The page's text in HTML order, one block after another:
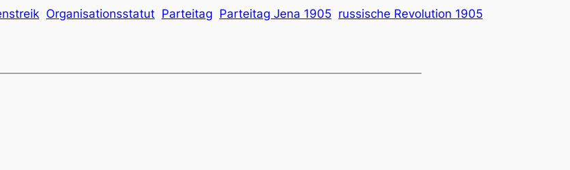
Organisationsstatut Parteitag Parteitag Jena 1905 russische Revolution 1905